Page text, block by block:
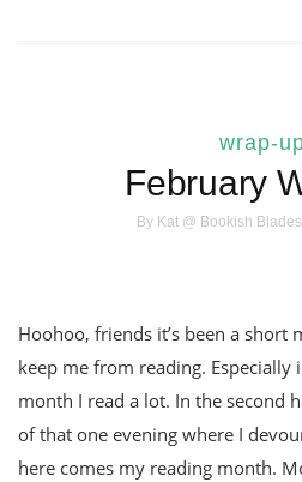
wrap-
February
By Kat @ Bookish Blades
Hoohoo, friends it’s been a
keep me from reading.
month I read a lot. In the second
of that one evening where I
here comes my reading month.